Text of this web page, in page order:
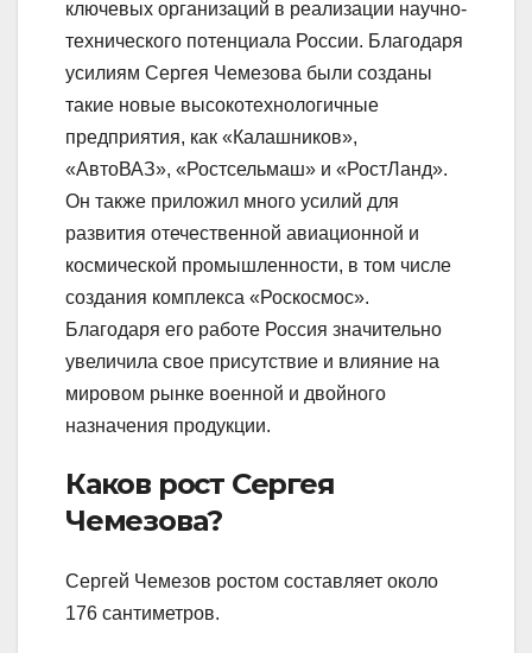
ключевых организаций в реализации научно-
технического потенциала России. Благодаря
усилиям Сергея Чемезова были созданы
такие новые высокотехнологичные
предприятия, как «Калашников»,
«АвтоВАЗ», «Ростсельмаш» и «РостЛанд».
Он также приложил много усилий для
развития отечественной авиационной и
космической промышленности, в том числе
создания комплекса «Роскосмос».
Благодаря его работе Россия значительно
увеличила свое присутствие и влияние на
мировом рынке военной и двойного
назначения продукции.
Каков рост Сергея
Чемезова?
Сергей Чемезов ростом составляет около
176 сантиметров.